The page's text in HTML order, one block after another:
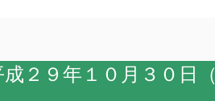
成２９年１０月３０日